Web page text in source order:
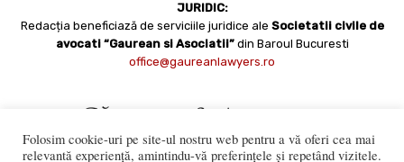
JURIDIC:
Redacția beneficiază de serviciile juridice ale Societatii civile de
avocati “Gaurean si Asociatii” din Baroul Bucuresti
office@gaureanlawyers.ro
Folosim cookie-uri pe site-ul nostru web pentru a vă oferi cea mai
relevantă experiență, amintindu-vă preferințele și repetând vizitele.